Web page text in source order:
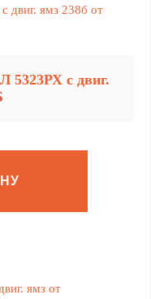
5323РХ с двиг.